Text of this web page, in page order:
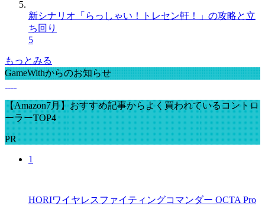
新シナリオ「らっしゃい！トレセン軒！」の攻略と立
ち回り
5
もっとみる
GameWithからのお知らせ
【Amazon7月】おすすめ記事からよく買われているコントロ
ーラーTOP4
PR
1
HORIワイヤレスファイティングコマンダー OCTA Pro